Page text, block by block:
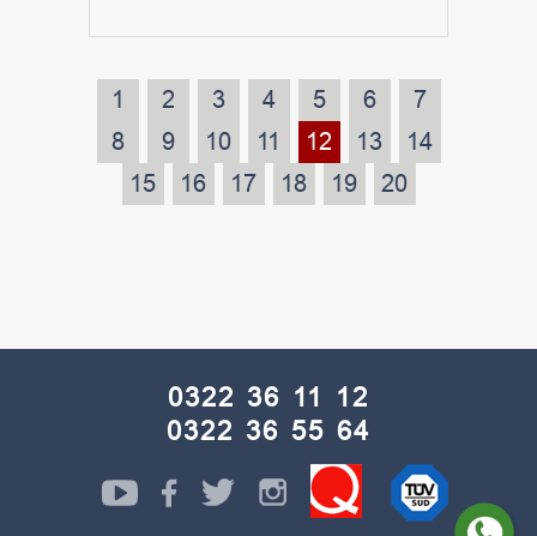
1 2 3 4 5 6
7
8
9 10 11 12 13
14
15
16 17 18 19 20
0322 36 11 12
0322 36 55 64